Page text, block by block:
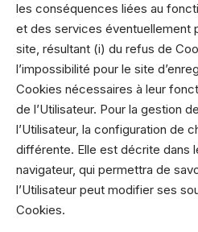
les conséquences liées au
et des services éventuellement
site, résultant (i) du refus de
l’impossibilité pour le site
Cookies nécessaires à leur
de l’Utilisateur. Pour la gestion
l’Utilisateur, la configuration de
différente. Elle est décrite dans
navigateur, qui permettra de
l’Utilisateur peut modifier ses
Cookies.